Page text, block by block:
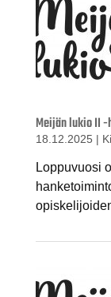
Meijän lukio II
18.12.2025 |
Loppuvuosi